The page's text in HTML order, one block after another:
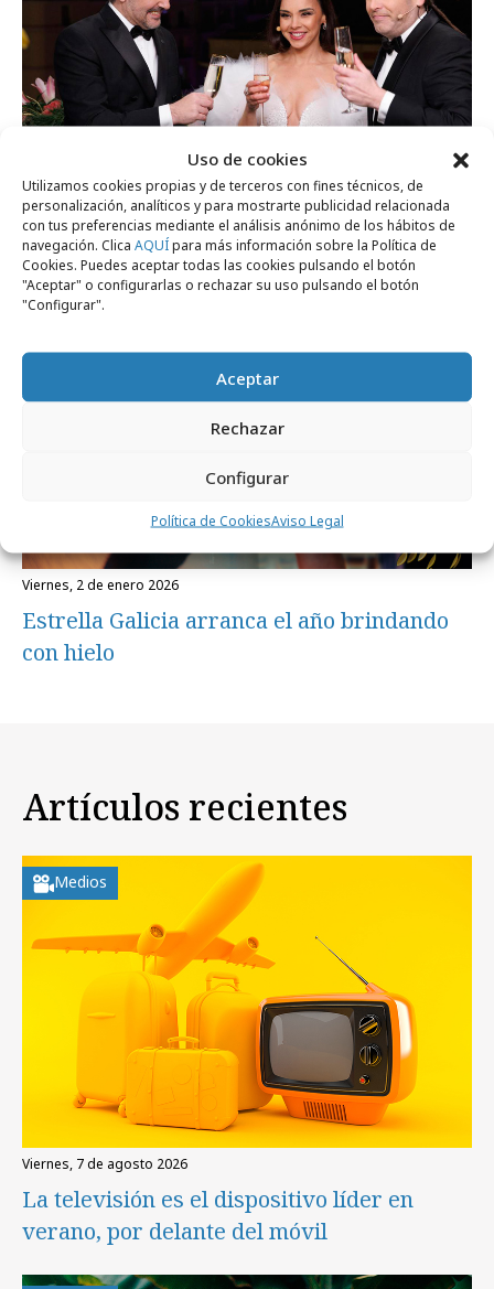
Uso de cookies
Utilizamos cookies propias y de terceros con fines técnicos, de
personalización, analíticos y para mostrarte publicidad relacionada
con tus preferencias mediante el análisis anónimo de los hábitos de
navegación. Clica AQUÍpara más información sobre la Política de
Cookies. Puedes aceptar todas las cookies pulsando el botón
"Aceptar" o configurarlas o rechazar su uso pulsando el botón
"Configurar".
Aceptar
Rechazar
Configurar
Política de CookiesAviso Legal
viernes, 2 de enero 2026
La1 gana la batalla por la audiencia en Las
Campanadas
Campañas
viernes, 2 de enero 2026
Estrella Galicia arranca el año brindando
con hielo
Artículos recientes
Medios
viernes, 7 de agosto 2026
La televisión es el dispositivo líder en
verano, por delante del móvil